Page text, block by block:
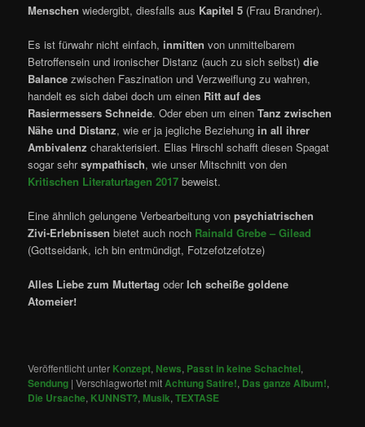
Menschen wiedergibt, diesfalls aus Kapitel 5 (Frau Brandner).
Es ist fürwahr nicht einfach, inmitten von unmittelbarem
Betroffensein und ironischer Distanz (auch zu sich selbst)die
Balance zwischen Faszination und Verzweiflung zu wahren,
handelt es sich dabei doch um einen Ritt auf des
Rasiermessers Schneide. Oder eben um einenTanz zwischen
Nähe und Distanz, wie er ja jegliche Beziehung in all ihrer
Ambivalenz charakterisiert. Elias Hirschl schafft diesen Spagat
sogar sehrsympathisch, wie unser Mitschnitt von den
Kritischen Literaturtagen 2017 beweist.
Eine ähnlich gelungene Verbearbeitung vonpsychiatrischen
Zivi-Erlebnissen bietet auch noch Rainald Grebe – Gilead
(Gottseidank, ich bin entmündigt, Fotzefotzefotze)
Alles Liebe zum Muttertag oderIch scheiße goldene
Atomeier!
Veröffentlicht unter Konzept, News, Passt in keine Schachtel,
Sendung |Verschlagwortet mitAchtung Satire!, Das ganze Album!,
Die Ursache, KUNNST?, Musik,TEXTASE